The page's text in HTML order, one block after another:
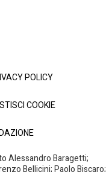
POLICY
COOKIE
Alessandro Baragetti;
Bellicini; Paolo Biscaro;